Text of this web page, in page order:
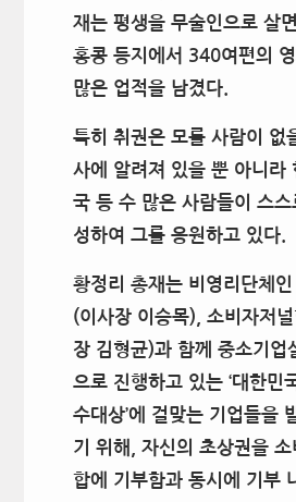
재는 평생을 무술인으로 살
홍콩 등지에서 340여편의
많은 업적을 남겼다.
특히 취권은 모를 사람이 없
사에 알려져 있을 뿐 아니라
국 등 수 많은 사람들이 스
성하여 그를 응원하고 있다.
황정리 총재는 비영리단체
(이사장 이승목), 소비자저
장 김형균)과 함께 중소기업
으로 진행하고 있는 ‘대한민
수대상’에 걸맞는 기업들을
기 위해, 자신의 초상권을
합에 기부함과 동시에 기부